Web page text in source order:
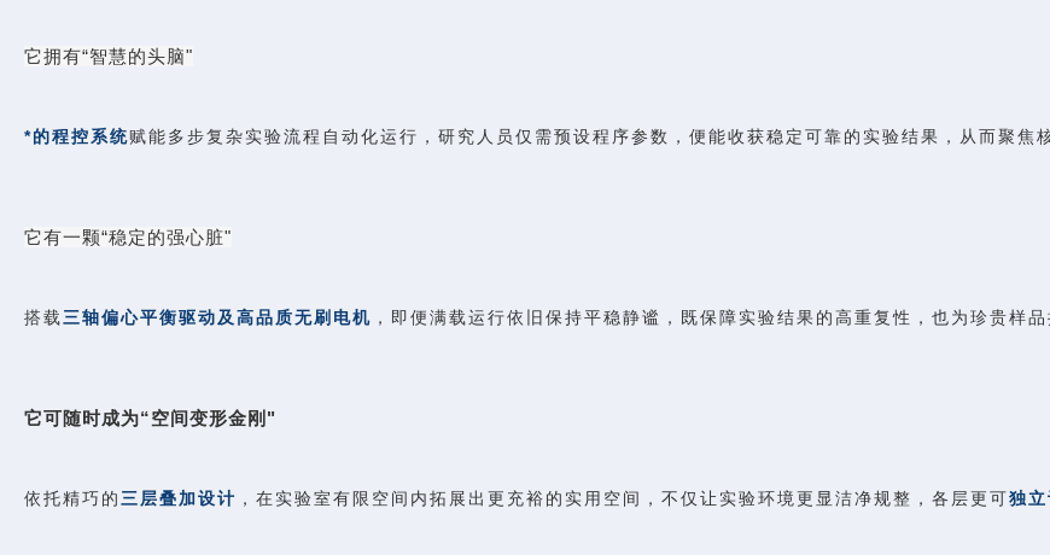
它拥有“智慧的头脑"
*的程控系统赋能多步复杂实验流程自动化运行，研究人员仅需预设程序参数，便能收获稳定可靠的实验结果，从而聚焦
它有一颗“稳定的强心脏"
搭载 三轴偏心平衡驱动及高品质无刷电机 ，即便满载运行依旧保持平稳静谧，既保障实验结果的高重复性，也为珍贵样品
它可随时成为“空间变形金刚"
依托精巧的 三层叠加设计 ，在实验室有限空间内拓展出更充裕的实用空间，不仅让实验环境更显 洁净规整 ，各层更可独